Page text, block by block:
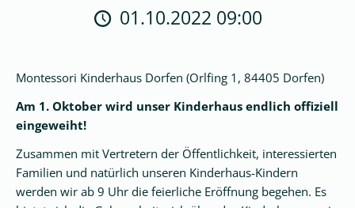
Konzept
Unser
Team
Freie
Grundschule
01.10.2022 09:00
Montessori Kinderhaus Dorfen (Orlfing 1, 84405 Dorfen)
Am 1. Oktober wird unser Kinderhaus endlich offiziell
eingeweiht!
Zusammen mit Vertretern der Öffentlichkeit, interessierten
Familien und natürlich unseren Kinderhaus-Kindern
werden wir ab 9 Uhr die feierliche Eröffnung begehen. Es